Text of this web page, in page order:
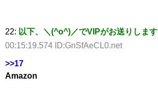
22: 以下、＼(^o^)／でVIPがお送りします
00:15:19.574 ID:GnSfAeCL0.net
>>17
Amazon